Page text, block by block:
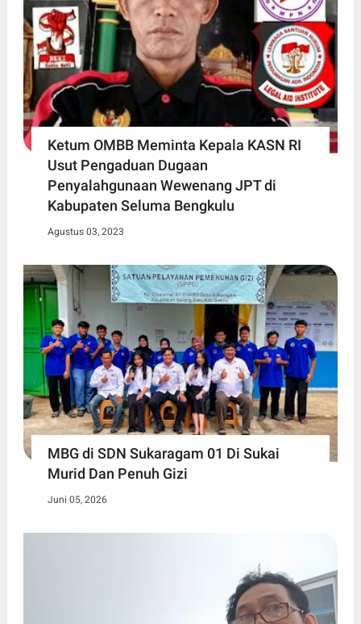
Ketum OMBB Meminta Kepala KASN RI
Usut Pengaduan Dugaan
Penyalahgunaan Wewenang JPT di
Kabupaten Seluma Bengkulu
Agustus 03, 2023
MBG di SDN Sukaragam 01 Di Sukai
Murid Dan Penuh Gizi
Juni 05, 2026